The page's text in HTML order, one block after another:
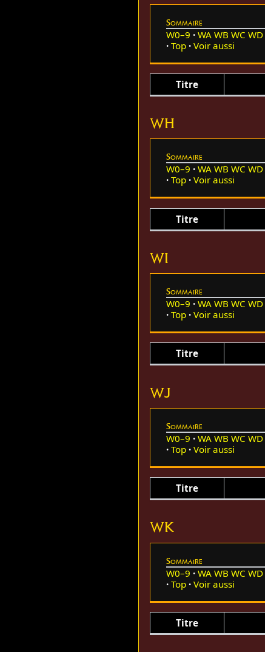
Sommaire
W0–9 WA WB WC WD
Top
Voir aussi
Titre
WH
Sommaire
W0–9 WA WB WC WD
Top
Voir aussi
Titre
WI
Sommaire
W0–9 WA WB WC WD
Top
Voir aussi
Titre
WJ
Sommaire
W0–9 WA WB WC WD
Top
Voir aussi
Titre
WK
Sommaire
W0–9 WA WB WC WD
Top
Voir aussi
Titre